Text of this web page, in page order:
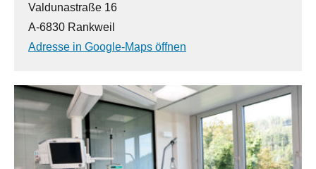
Valdunastraße 16
A-6830 Rankweil
Adresse in Google-Maps öffnen